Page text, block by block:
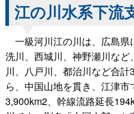
江の川水系下流
一級河川江の川は、広島県
洗川、西城川、神野瀬川な
川、八戸川、都治川など合
ら、中国山地を貫き、江津
3,900km2、幹線流路延長